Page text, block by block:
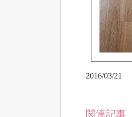
2016/03/21
関連記事